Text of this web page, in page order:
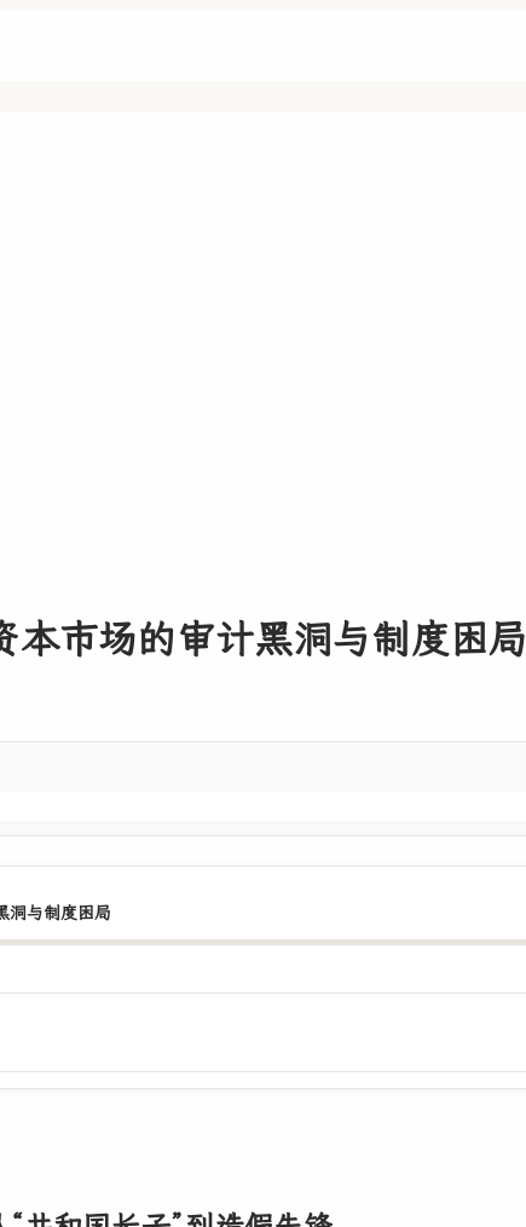
本市场的审计黑洞与制度困局
洞与制度困局